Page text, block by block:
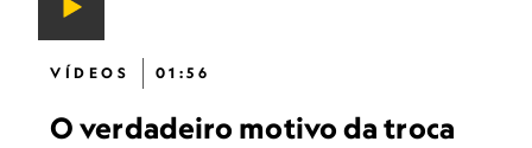
VÍDEOS 01:56
O verdadeiro motivo da troca